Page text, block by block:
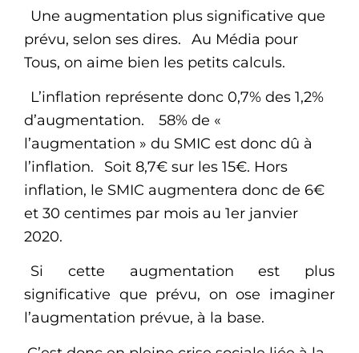
Une augmentation plus significative que
prévu, selon ses dires.
Au Média pour
Tous, on aime bien les petits calculs.
L’inflation représente donc 0,7% des 1,2%
d’augmentation.
58% de «
l’augmentation » du SMIC est donc dû à
l’inflation.
Soit 8,7€ sur les 15€. Hors
inflation, le SMIC augmentera donc de 6€
et 30 centimes par mois au 1er janvier
2020.
Si cette augmentation est plus
significative que prévu, on ose imaginer
l’augmentation prévue, à la base.